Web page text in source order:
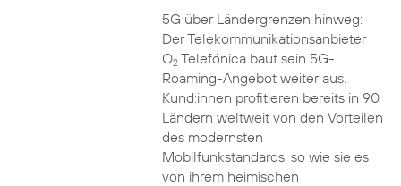
5G über Ländergrenzen hinweg:
Der Telekommunikationsanbieter
O2Telefónica baut sein 5G-
Roaming-Angebot weiter aus.
Kund:innen profitieren bereits in 90
Ländern weltweit von den Vorteilen
des modernsten
Mobilfunkstandards, so wie sie es
von ihrem heimischen